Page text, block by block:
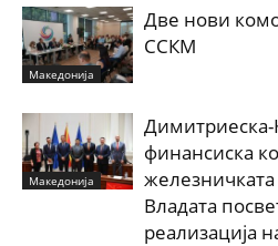
Македонија
Две нови
ССКМ
Македонија
Димитриеска-
финансиска
железничката
Владата
реализација